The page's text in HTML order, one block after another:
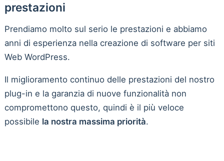
prestazioni
Prendiamo molto sul serio le prestazioni e abbiamo
anni di esperienza nella creazione di software per siti
Web WordPress.
Il miglioramento continuo delle prestazioni del nostro
plug-in e la garanzia di nuove funzionalità non
compromettono questo, quindi è il più veloce
possibile la nostra massima priorità.